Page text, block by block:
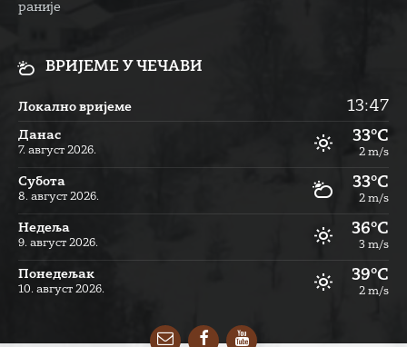
раније
ВРИЈЕМЕ У ЧЕЧАВИ
Локално вријеме 13:47
Данас
7. август 2026.
33°C
2 m/s
Субота
8. август 2026.
33°C
2 m/s
Недеља
9. август 2026.
36°C
3 m/s
Понедељак
10. август 2026.
39°C
2 m/s
EmailFacebookYouTube